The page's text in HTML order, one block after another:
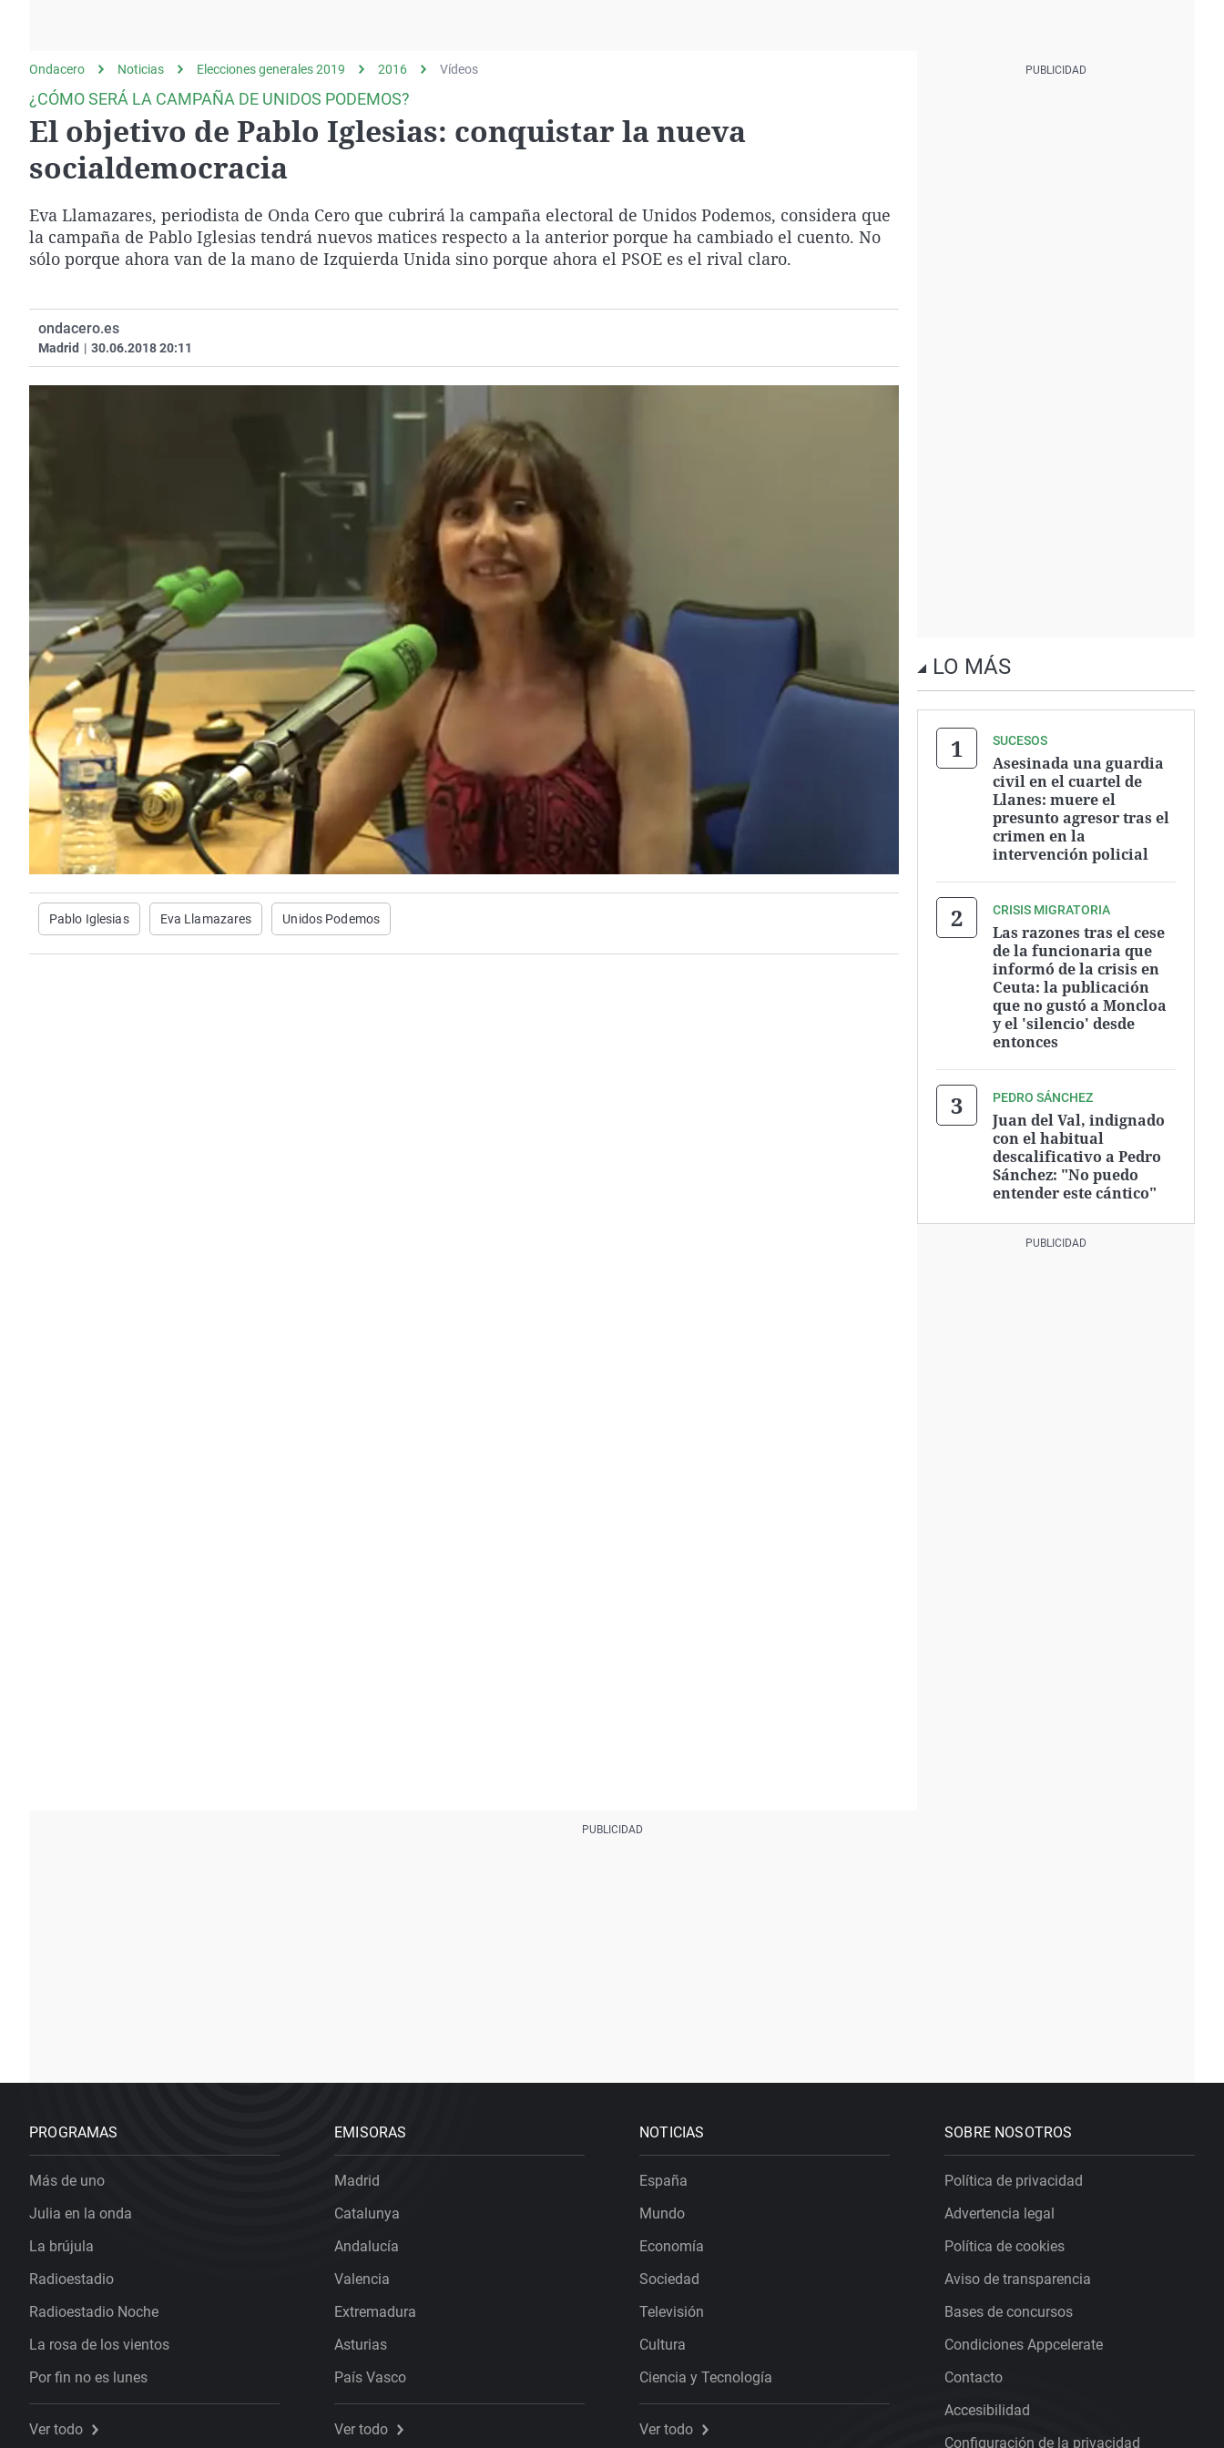
Como el perro y elEquipo de investigación
Operación Viuda
Negra
La Rioja
Navarra
País Vasco
Ondacero Noticias Elecciones generales 2019 2016 Vídeos
¿CÓMO SERÁ LA CAMPAÑA DE UNIDOS PODEMOS?
El objetivo de Pablo Iglesias: conquistar la nueva
socialdemocracia
Eva Llamazares, periodista de Onda Cero que cubrirá la campaña electoral de Unidos Podemos, considera que
la campaña de Pablo Iglesias tendrá nuevos matices respecto a la anterior porque ha cambiado el cuento. No
sólo porque ahora van de la mano de Izquierda Unida sino porque ahora el PSOE es el rival claro.
ondacero.es
Madrid | 30.06.2018 20:11
Pablo Iglesias Eva Llamazares Unidos Podemos
LO MÁS
SUCESOS
Asesinada una guardia
civil en el cuartel de
Llanes: muere el
presunto agresor tras el
crimen en la
intervención policial
CRISIS MIGRATORIA
Las razones tras el cese
de la funcionaria que
informó de la crisis en
Ceuta: la publicación
que no gustó a Moncloa
y el 'silencio' desde
entonces
PEDRO SÁNCHEZ
Juan del Val, indignado
con el habitual
descalificativo a Pedro
Sánchez: "No puedo
entender este cántico"
PROGRAMAS
Más de uno
Julia en la onda
La brújula
Radioestadio
Radioestadio Noche
La rosa de los vientos
Por fin no es lunes
Ver todo
EMISORAS
Madrid
Catalunya
Andalucía
Valencia
Extremadura
Asturias
País Vasco
Ver todo
NOTICIAS
España
Mundo
Economía
Sociedad
Televisión
Cultura
Ciencia y Tecnología
Ver todo
SOBRE NOSOTROS
Política de privacidad
Advertencia legal
Política de cookies
Aviso de transparencia
Bases de concursos
Condiciones Appcelerate
Contacto
Accesibilidad
Configuración de la privacidad